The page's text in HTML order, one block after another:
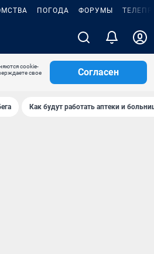
ПОГОДА ФОРУМЫ
cookie-
свое
Согласен
Как будут работать аптеки и